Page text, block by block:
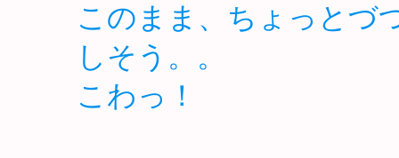
このまま、ちょっとづ
しそう。。
こわっ！